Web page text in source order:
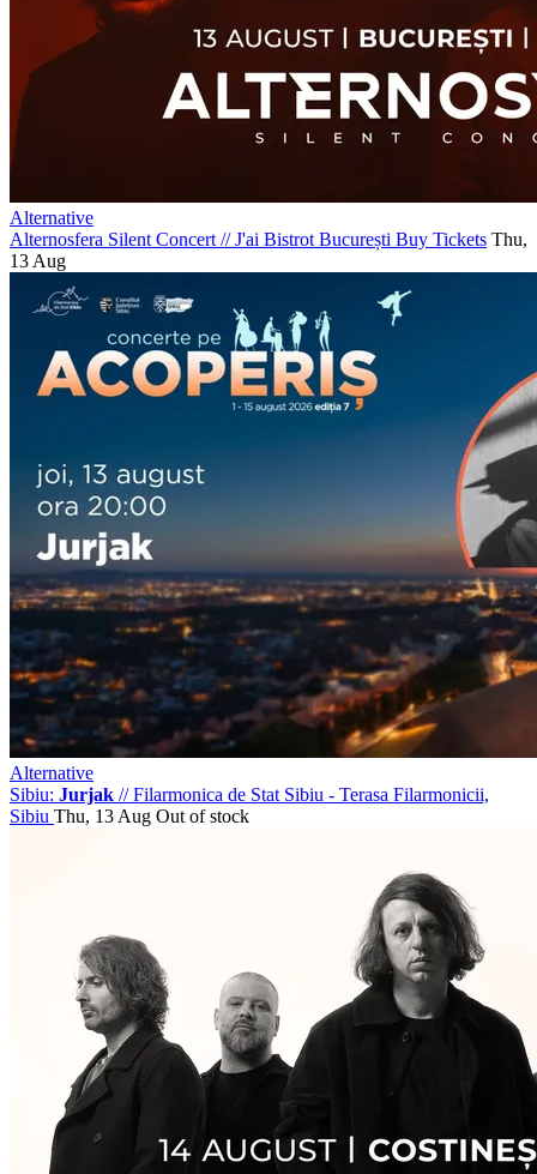
Alternative
Alternosfera Silent Concert //J'ai Bistrot București Buy Tickets Thu,
13 Aug
Alternative
Sibiu: Jurjak //Filarmonica de Stat Sibiu - Terasa Filarmonicii,
Sibiu Thu, 13 Aug Out of stock